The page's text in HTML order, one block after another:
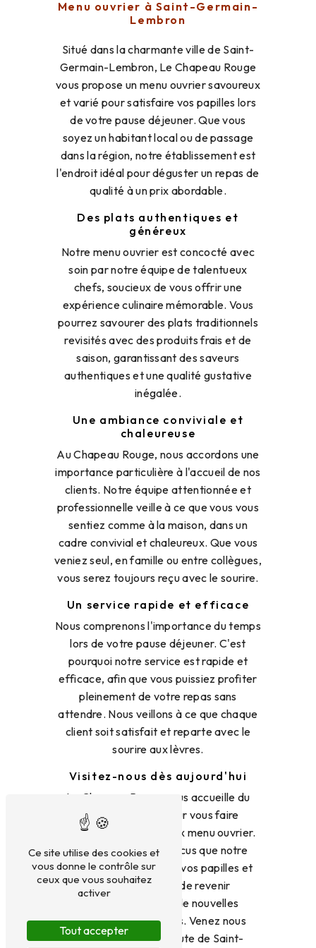
Menu ouvrier à Saint-Germain-
Lembron
Situé dans la charmante ville de Saint-
Germain-Lembron, Le Chapeau Rouge
vous propose un menu ouvrier savoureux
et varié pour satisfaire vos papilles lors
de votre pause déjeuner. Que vous
soyez un habitant local ou de passage
dans la région, notre établissement est
l'endroit idéal pour déguster un repas de
qualité à un prix abordable.
Des plats authentiques et
généreux
Notre menu ouvrier est concocté avec
soin par notre équipe de talentueux
chefs, soucieux de vous offrir une
expérience culinaire mémorable. Vous
pourrez savourer des plats traditionnels
revisités avec des produits frais et de
saison, garantissant des saveurs
authentiques et une qualité gustative
inégalée.
Une ambiance conviviale et
chaleureuse
Au Chapeau Rouge, nous accordons une
importance particulière à l'accueil de nos
clients. Notre équipe attentionnée et
professionnelle veille à ce que vous vous
sentiez comme à la maison, dans un
cadre convivial et chaleureux. Que vous
veniez seul, en famille ou entre collègues,
vous serez toujours reçu avec le sourire.
Un service rapide et efficace
Nous comprenons l'importance du temps
lors de votre pause déjeuner. C'est
pourquoi notre service est rapide et
efficace, afin que vous puissiez profiter
pleinement de votre repas sans
attendre. Nous veillons à ce que chaque
client soit satisfait et reparte avec le
sourire aux lèvres.
Visitez-nous dès aujourd'hui
Le Chapeau Rouge vous accueille du
lundi au vendredi pour vous faire
découvrir notre délicieux menu ouvrier.
Nous sommes convaincus que notre
cuisine saura conquérir vos papilles et
vous donner envie de revenir
régulièrement pour de nouvelles
découvertes culinaires. Venez nous
rendre visite au 113 route de Saint-
Ce site utilise des cookies et
vous donne le contrôle sur
ceux que vous souhaitez
activer
Tout accepter